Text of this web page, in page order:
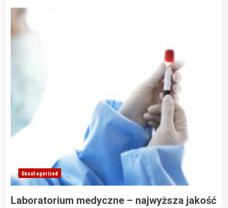
Uncategorized
Laboratorium medyczne – najwyższa jakość